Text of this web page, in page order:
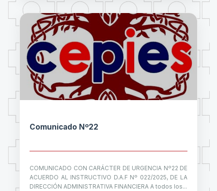
Comunicado Nº22
COMUNICADO CON CARÁCTER DE URGENCIA Nº22 DE
ACUERDO AL INSTRUCTIVO D.A.F Nº 022/2025, DE LA
DIRECCIÓN ADMINISTRATIVA FINANCIERA A todos los...